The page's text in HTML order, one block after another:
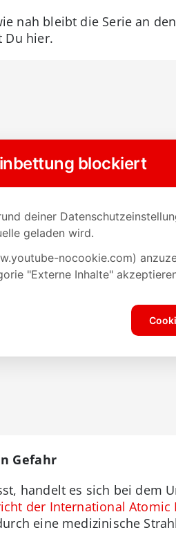
nah bleibt die Serie an
Du hier.
Gefahr
handelt es sich bei dem
der International Atomic
eine medizinische